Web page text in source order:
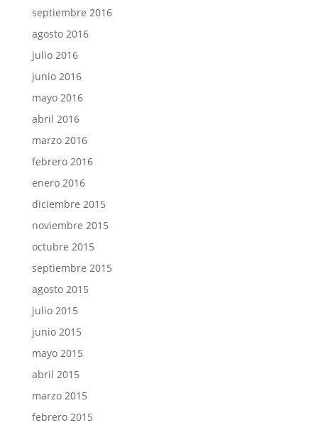
septiembre 2016
agosto 2016
julio 2016
junio 2016
mayo 2016
abril 2016
marzo 2016
febrero 2016
enero 2016
diciembre 2015
noviembre 2015
octubre 2015
septiembre 2015
agosto 2015
julio 2015
junio 2015
mayo 2015
abril 2015
marzo 2015
febrero 2015